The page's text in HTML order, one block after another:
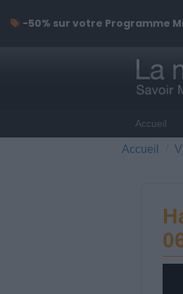
Accueil
Accueil
-50% sur votre Programme